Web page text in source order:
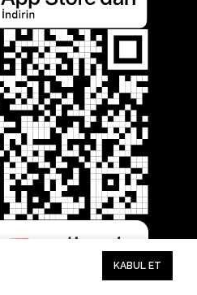
KABUL ET